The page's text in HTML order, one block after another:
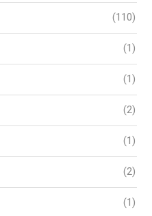
(110)
(1)
(1)
(2)
(1)
(2)
(1)